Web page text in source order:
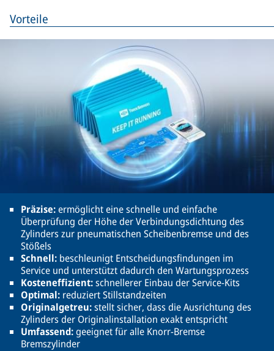
Vorteile
Präzise:ermöglicht eine schnelle und einfache
Überprüfung der Höhe der Verbindungsdichtung des
Zylinders zur pneumatischen Scheibenbremse und des
Stößels
Schnell: beschleunigt Entscheidungsfindungen im
Service und unterstützt dadurch den Wartungsprozess
Kosteneffizient:schnellerer Einbau der Service-Kits
Optimal: reduziert Stillstandzeiten
Originalgetreu:stellt sicher, dass die Ausrichtung des
Zylinders der Originalinstallation exakt entspricht
Umfassend:geeignet für alle Knorr-Bremse
Bremszylinder